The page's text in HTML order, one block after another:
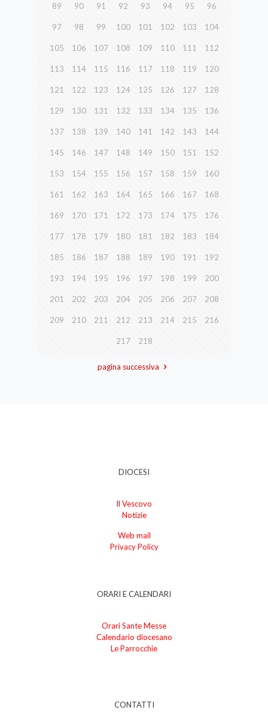
89 90 91 92 93 94 95 96
97 98 99 100 101 102 103 104
105 106 107 108 109 110 111 112
113 114 115 116 117 118 119 120
121 122 123 124 125 126 127 128
129 130 131 132 133 134 135 136
137 138 139 140 141 142 143 144
145 146 147 148 149 150 151 152
153 154 155 156 157 158 159 160
161 162 163 164 165 166 167 168
169 170 171 172 173 174 175 176
177 178 179 180 181 182 183 184
185 186 187 188 189 190 191 192
193 194 195 196 197 198 199 200
201 202 203 204 205 206 207 208
209 210 211 212 213 214 215 216
217 218
pagina successiva
DIOCESI
Il Vescovo
Notizie
Web mail
Privacy Policy
ORARI E CALENDARI
Orari Sante Messe
Calendario diocesano
Le Parrocchie
CONTATTI